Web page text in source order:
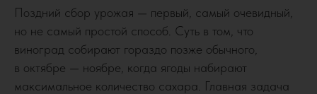
Поздний сбор урожая — первый, самый очевидный,
но не самый простой способ. Суть в том, что
виноград собирают гораздо позже обычного,
в октябре — ноябре, когда ягоды набирают
максимальное количество сахара. Главная задача